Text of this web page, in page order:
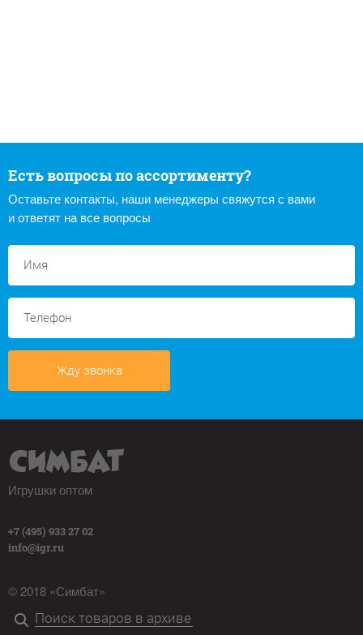
Есть вопросы по ассортименту?
Оставьте контакты, наши менеджеры свяжутся с вами
и ответят на все вопросы
Жду звонка
Игрушки оптом
+7 (495) 933 27 02
info@igr.ru
© 2018 «Симбат»